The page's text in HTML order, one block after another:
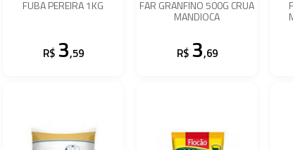
FUBA PEREIRA 1KG
R$ 3,59
FAR GRANFINO 500G CRUA
MANDIOCA
R$ 3,69